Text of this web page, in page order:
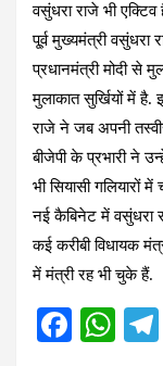
वसुंधरा राजे भी एक्टिव
पू्र्व मुख्यमंत्री वसुंधरा
प्रधानमंत्री मोदी से
मुलाकात सुर्खियों में है.
राजे ने जब अपनी
बीजेपी के प्रभारी ने
भी सियासी गलियारों
नई कैबिनेट में वसुंधरा
कई करीबी विधायक
में मंत्री रह भी चुके हैं.
F
W